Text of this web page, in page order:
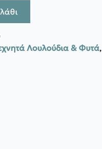
Λουλούδια & Φυτά,